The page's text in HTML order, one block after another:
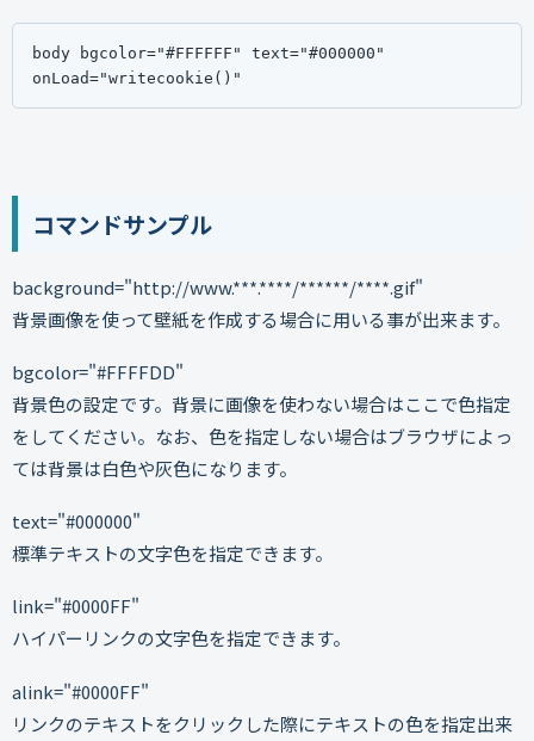
body bgcolor="#FFFFFF" text="#000000"
onLoad="writecookie()"
コマンドサンプル
background="http://www.***.****/******/****.gif"
背景画像を使って壁紙を作成する場合に用いる事が出来ます。
bgcolor="#FFFFDD"
背景色の設定です。背景に画像を使わない場合はここで色指定
をしてください。なお、色を指定しない場合はブラウザによっ
ては背景は白色や灰色になります。
text="#000000"
標準テキストの文字色を指定できます。
link="#0000FF"
ハイパーリンクの文字色を指定できます。
alink="#0000FF"
リンクのテキストをクリックした際にテキストの色を指定出来